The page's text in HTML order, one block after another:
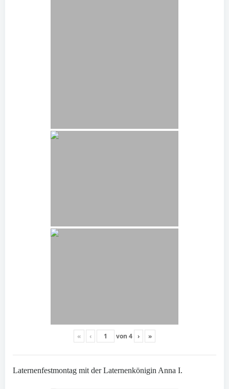
« ‹ von 4 › »
Laternenfestmontag mit der Laternenkönigin Anna I.